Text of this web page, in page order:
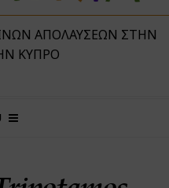
ΑΠΟΛΑΎΣΕΩΝ ΣΤΗΝ
ΚΎΠΡΟ